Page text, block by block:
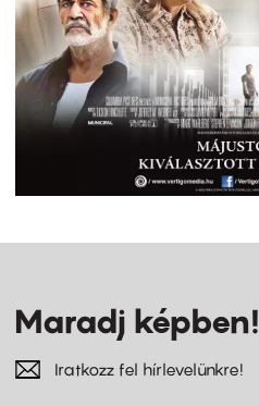
Maradj képben!
Iratkozz fel hírlevelünkre!